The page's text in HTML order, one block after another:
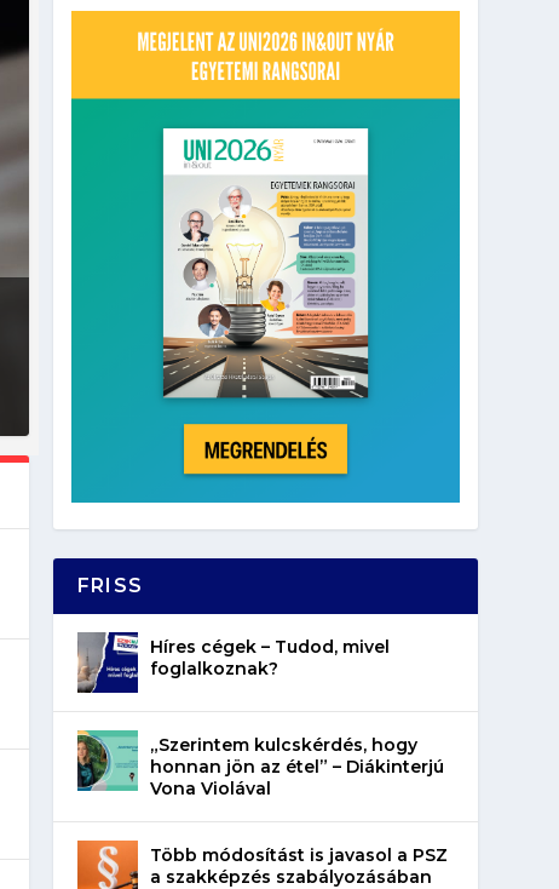
FRISS
Híres cégek – Tudod, mivel
foglalkoznak?
„Szerintem kulcskérdés, hogy
honnan jön az étel” – Diákinterjú
Vona Violával
Több módosítást is javasol a PSZ
a szakképzés szabályozásában